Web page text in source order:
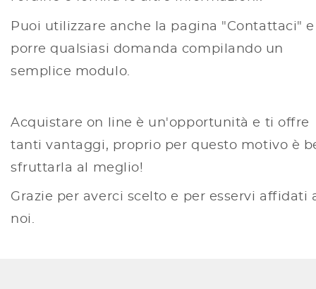
Puoi utilizzare anche la pagina "Contattaci" e
porre qualsiasi domanda compilando un
semplice modulo.
Acquistare on line è un'opportunità e ti offre
tanti vantaggi, proprio per questo motivo è
sfruttarla al meglio!
Grazie per averci scelto e per esservi affidati
noi.